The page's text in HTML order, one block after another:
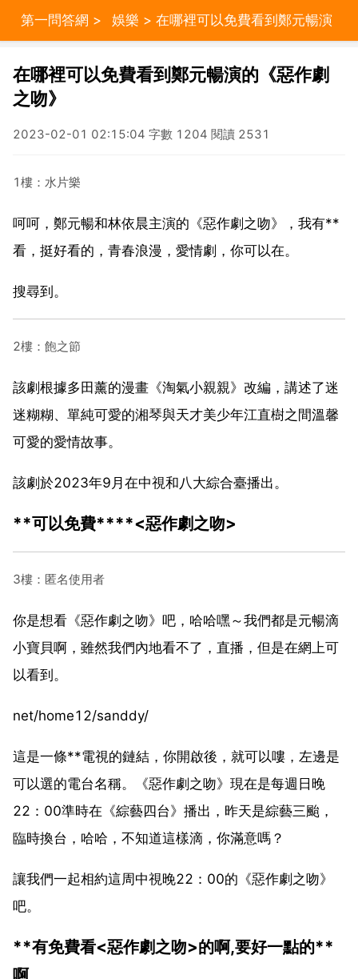
第一問答網 > 娛樂 > 在哪裡可以免費看到鄭元暢演
的《惡作劇之吻》
在哪裡可以免費看到鄭元暢演的《惡作劇
之吻》
2023-02-01 02:15:04 字數 1204 閱讀 2531
1樓：水片樂
呵呵，鄭元暢和林依晨主演的《惡作劇之吻》，我有**
看，挺好看的，青春浪漫，愛情劇，你可以在。
搜尋到。
2樓：飽之節
該劇根據多田薰的漫畫《淘氣小親親》改編，講述了迷
迷糊糊、單純可愛的湘琴與天才美少年江直樹之間溫馨
可愛的愛情故事。
該劇於2023年9月在中視和八大綜合臺播出。
**可以免費****<惡作劇之吻>
3樓：匿名使用者
你是想看《惡作劇之吻》吧，哈哈嘿～我們都是元暢滴
小寶貝啊，雖然我們內地看不了，直播，但是在網上可
以看到。
net/home12/sanddy/
這是一條**電視的鏈結，你開啟後，就可以嘍，左邊是
可以選的電台名稱。《惡作劇之吻》現在是每週日晚
22：00準時在《綜藝四台》播出，昨天是綜藝三颱，
臨時換台，哈哈，不知道這樣滴，你滿意嗎？
讓我們一起相約這周中視晚22：00的《惡作劇之吻》
吧。
**有免費看<惡作劇之吻>的啊,要好一點的**
啊